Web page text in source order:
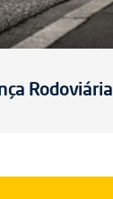
Rodoviária